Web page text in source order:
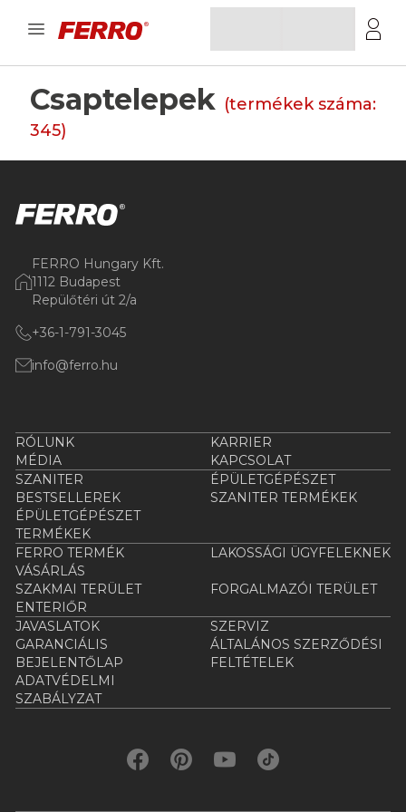
Csaptelepek (termékek száma:
345)
FERRO Hungary Kft.
1112 Budapest
Repülőtéri út 2/a
+36-1-791-3045
info@ferro.hu
RÓLUNK
KARRIER
MÉDIA
KAPCSOLAT
SZANITER
ÉPÜLETGÉPÉSZET
BESTSELLEREK
SZANITER TERMÉKEK
ÉPÜLETGÉPÉSZET
TERMÉKEK
FERRO TERMÉK
VÁSÁRLÁS
LAKOSSÁGI ÜGYFELEKNEK
SZAKMAI TERÜLET
FORGALMAZÓI TERÜLET
ENTERIŐR
JAVASLATOK
SZERVIZ
GARANCIÁLIS
BEJELENTŐLAP
ÁLTALÁNOS SZERZŐDÉSI
FELTÉTELEK
ADATVÉDELMI
SZABÁLYZAT